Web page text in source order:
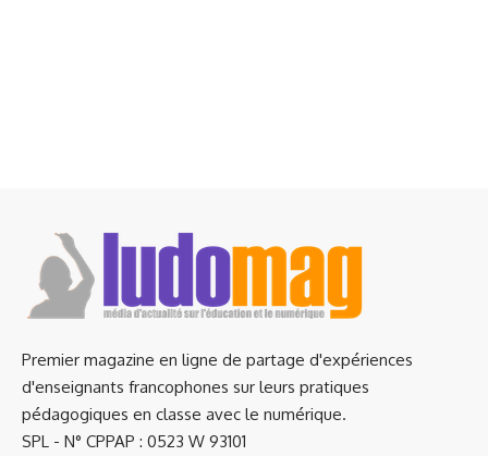
Premier magazine en ligne de partage d'expériences
d'enseignants francophones sur leurs pratiques
pédagogiques en classe avec le numérique.
SPL - N° CPPAP : 0523 W 93101